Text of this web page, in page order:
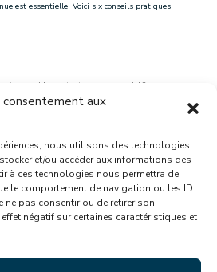
consentement aux
nous utilisons des technologies
et/ou accéder aux informations des
à ces technologies nous permettra de
le comportement de navigation ou les ID
ne pas consentir ou de retirer son
négatif sur certaines caractéristiques et
est essentielle. Voici six conseils pratiques
vous aider en tant que commercial ?
vous aider en tant qu’entrepreneur ?
pour la création de votre site web
site ? 8 bonnes raisons